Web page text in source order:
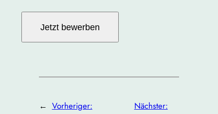
← Vorheriger:
Nächster: